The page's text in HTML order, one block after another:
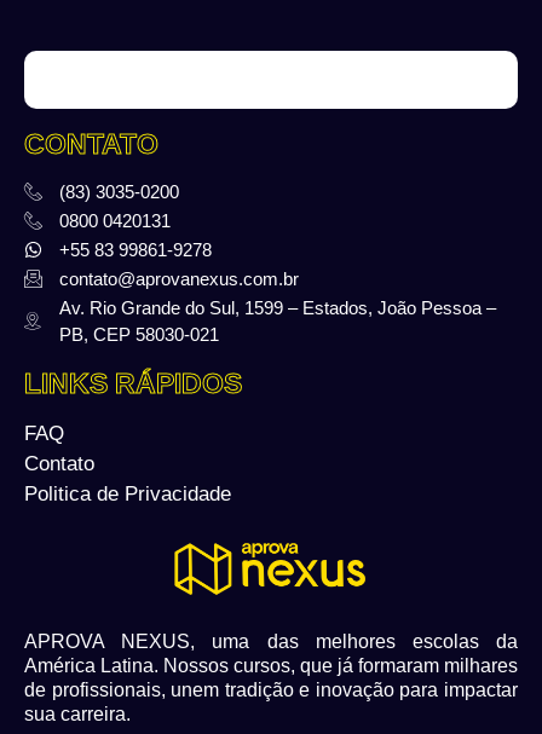
CONTATO
(83) 3035-0200
0800 0420131
+55 83 99861-9278
contato@aprovanexus.com.br
Av. Rio Grande do Sul, 1599 – Estados, João Pessoa –
PB, CEP 58030-021
LINKS RÁPIDOS
FAQ
Contato
Politica de Privacidade
APROVA NEXUS, uma das melhores escolas da
América Latina. Nossos cursos, que já formaram milhares
de profissionais, unem tradição e inovação para impactar
sua carreira.